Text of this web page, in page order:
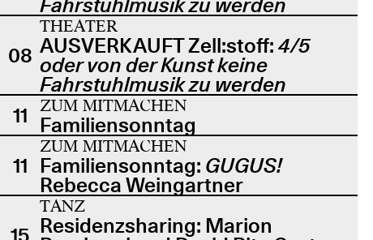
Fahrstuhlmusik zu werden
08
THEATER
AUSVERKAUFT Zell:stoff: 4/5
oder von der Kunst keine
Fahrstuhlmusik zu werden
11
ZUM MITMACHEN
Familiensonntag
11
ZUM MITMACHEN
Familiensonntag: GUGUS!
Rebecca Weingartner
15
TANZ
Residenzsharing: Marion